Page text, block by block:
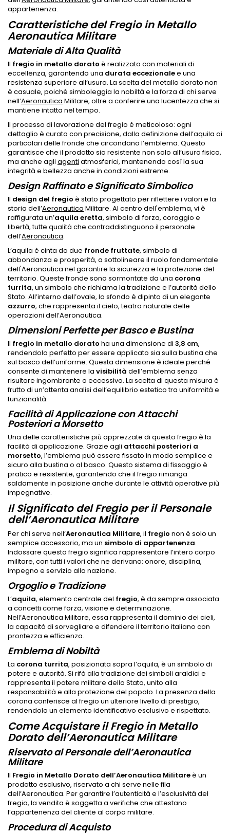
appartenenza.
Caratteristiche del Fregio in Metallo
Aeronautica Militare
Materiale di Alta Qualità
Il fregio in metallo dorato è realizzato con materiali di
eccellenza, garantendo una durata eccezionalee una
resistenza superiore all’usura. La scelta del metallo dorato non
è casuale, poiché simboleggia la nobiltà e la forza di chi serve
nell’Aeronautica Militare, oltre a conferire una lucentezza che si
mantiene intatta nel tempo.
Il processo di lavorazione del fregio è meticoloso: ogni
dettaglio è curato con precisione, dalla definizione dell’aquila ai
particolari delle fronde che circondano l’emblema. Questo
garantisce che il prodotto sia resistente non solo all’usura fisica,
ma anche agli agenti atmosferici, mantenendo così la sua
integrità e bellezza anche in condizioni estreme.
Design Raffinato e Significato Simbolico
Il design del fregio è stato progettato per riflettere i valori e la
storia dell’Aeronautica Militare. Al centro dell'emblema, vi è
raffigurata un’aquila eretta, simbolo di forza, coraggio e
libertà, tutte qualità che contraddistinguono il personale
dell’Aeronautica.
L’aquila è cinta da due fronde fruttate, simbolo di
abbondanza e prosperità, a sottolineare il ruolo fondamentale
dell'Aeronautica nel garantire la sicurezza e la protezione del
territorio. Queste fronde sono sormontate da una corona
turrita, un simbolo che richiama la tradizione e l’autorità dello
Stato. All’interno dell’ovale, lo sfondo è dipinto di un elegante
azzurro, che rappresenta il cielo, teatro naturale delle
operazioni dell’Aeronautica.
Dimensioni Perfette per Basco e Bustina
Il fregio in metallo dorato ha una dimensione di 3,8 cm,
rendendolo perfetto per essere applicato sia sulla bustina che
sul basco dell’uniforme. Questa dimensione è ideale perché
consente di mantenere la visibilità dell’emblema senza
risultare ingombrante o eccessivo. La scelta di questa misura è
frutto di un’attenta analisi dell’equilibrio estetico tra uniformità e
funzionalità.
Facilità di Applicazione con Attacchi
Posteriori a Morsetto
Una delle caratteristiche più apprezzate di questo fregio è la
facilità di applicazione. Grazie agli attacchi posteriori a
morsetto, l’emblema può essere fissato in modo semplice e
sicuro alla bustina o al basco. Questo sistema di fissaggio è
pratico e resistente, garantendo che il fregio rimanga
saldamente in posizione anche durante le attività operative più
impegnative.
Il Significato del Fregio per il Personale
dell’Aeronautica Militare
Per chi serve nell’Aeronautica Militare, il fregio non è solo un
semplice accessorio, ma un simbolo di appartenenza.
Indossare questo fregio significa rappresentare l’intero corpo
militare, con tutti i valori che ne derivano: onore, disciplina,
impegno e servizio alla nazione.
Orgoglio e Tradizione
L’aquila, elemento centrale del fregio, è da sempre associata
a concetti come forza, visione e determinazione.
Nell’Aeronautica Militare, essa rappresenta il dominio dei cieli,
la capacità di sorvegliare e difendere il territorio italiano con
prontezza e efficienza.
Emblema di Nobiltà
La corona turrita, posizionata sopra l’aquila, è un simbolo di
potere e autorità. Si rifà alla tradizione dei simboli araldici e
rappresenta il potere militare dello Stato, unito alla
responsabilità e alla protezione del popolo. La presenza della
corona conferisce al fregio un ulteriore livello di prestigio,
rendendolo un elemento identificativo esclusivo e rispettato.
Come Acquistare il Fregio in Metallo
Dorato dell’Aeronautica Militare
Riservato al Personale dell’Aeronautica
Militare
Il Fregio in Metallo Dorato dell’Aeronautica Militareè un
prodotto esclusivo, riservato a chi serve nelle fila
dell’Aeronautica. Per garantire l’autenticità e l’esclusività del
fregio, la vendita è soggetta a verifiche che attestano
l’appartenenza del cliente al corpo militare.
Procedura di Acquisto